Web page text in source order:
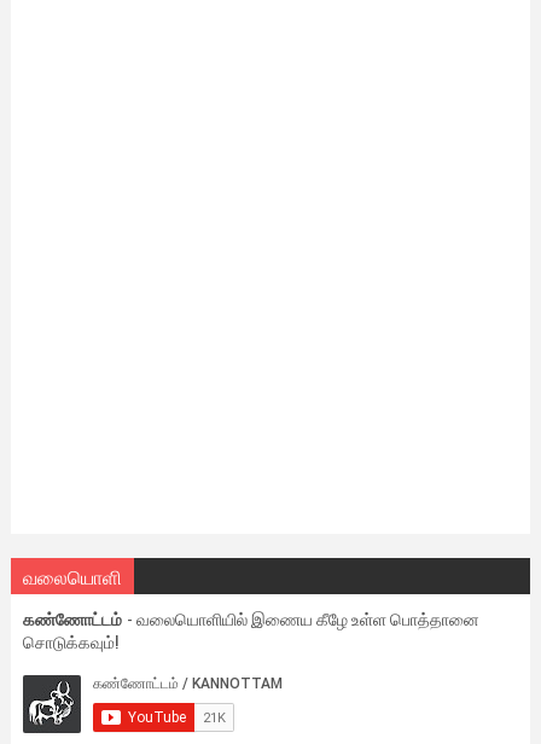
வலையொளி
கண்ணோட்டம் - வலையொளியில் இணைய கீழே உள்ள பொத்தானை
சொடுக்கவும்!